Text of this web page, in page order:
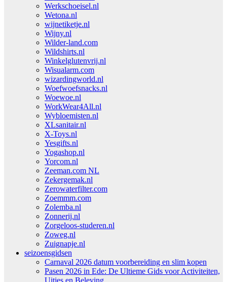
Werkschoeisel.nl
Wetona.nl
wijnetiketje.nl
Wijny.nl
Wilder-land.com
Wildshirts.nl
Winkelglutenvrij.nl
Wisualarm.com
wizardingworld.nl
Woefwoefsnacks.nl
Woewoe.nl
WorkWear4All.nl
Wybloemisten.nl
XLsanitair.nl
X-Toys.nl
Yesgifts.nl
Yogashop.nl
Yorcom.nl
Zeeman.com NL
Zekergemak.nl
Zerowaterfilter.com
Zoemmm.com
Zolemba.nl
Zonnerij.nl
Zorgeloos-studeren.nl
Zoweg.nl
Zuignapje.nl
seizoensgidsen
Carnaval 2026 datum voorbereiding en slim kopen
Pasen 2026 in Ede: De Ultieme Gids voor Activiteiten,
Uitjes en Beleving